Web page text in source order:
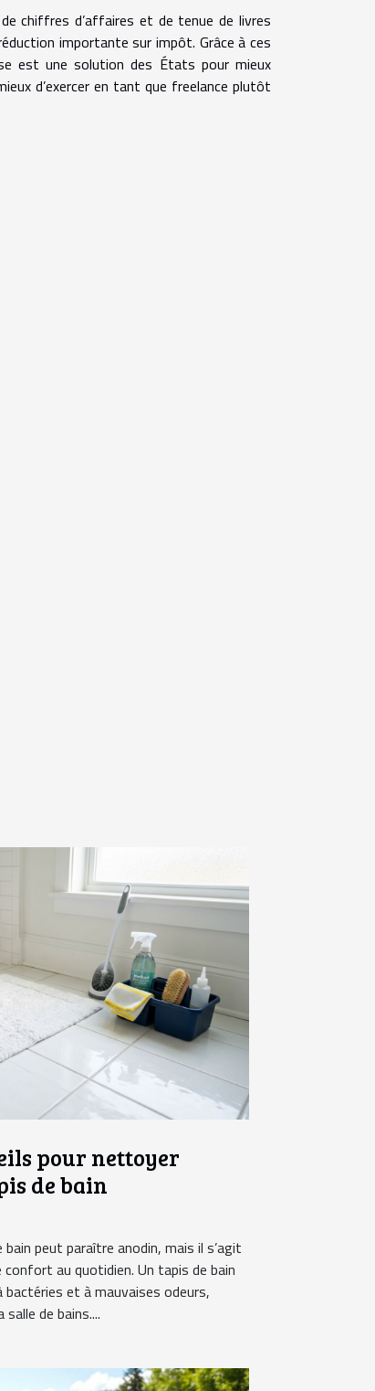
chiffres d’affaires et de tenue de livres
importante sur impôt. Grâce à ces
est une solution des États pour mieux
d’exercer en tant que freelance plutôt
pour nettoyer
de bain
peut paraître anodin, mais il s’agit
confort au quotidien. Un tapis de bain
et à mauvaises odeurs,
de bains....